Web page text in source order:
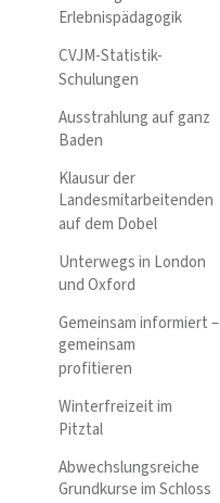
Erlebnispädagogik
CVJM-Statistik-
Schulungen
Ausstrahlung auf ganz
Baden
Klausur der
Landesmitarbeitenden
auf dem Dobel
Unterwegs in London
und Oxford
Gemeinsam informiert –
gemeinsam
profitieren
Winterfreizeit im
Pitztal
Abwechslungsreiche
Grundkurse im Schloss